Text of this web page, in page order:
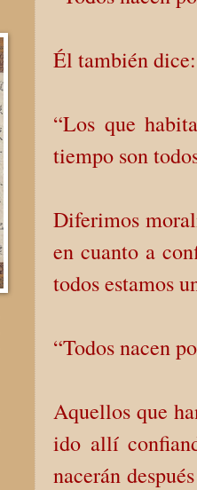
Él también dice:
“Los que
tiempo son
Diferimos
en cuanto a
todos estamos
“Todos nacen
Aquellos que
ido allí
nacerán